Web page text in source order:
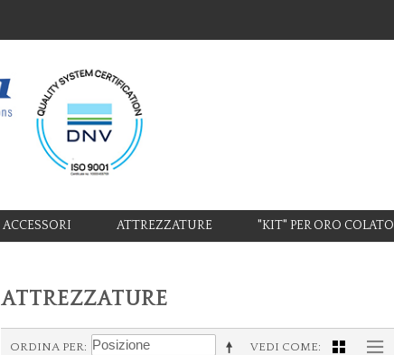
ACCESSORI ATTREZZATURE "KIT" PER ORO COLATO
ATTREZZATURE
VEDI COME
ORDINA PER